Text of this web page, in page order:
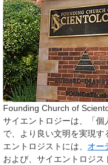
Founding Church of
サイエントロジーは、「個
で、より良い文明を実現
エントロジストには、 オー
および、サイエントロジ